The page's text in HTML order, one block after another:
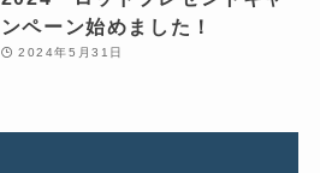
ンペーン始めました！
2024年5月31日